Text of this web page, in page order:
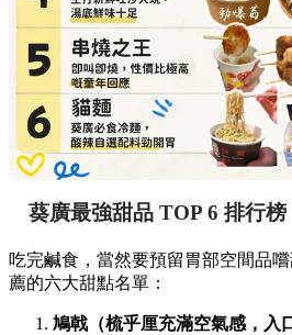
葵廣最強甜品 TOP 6 排行榜
吃完鹹食，當然要預留胃部空間品
薦的六大甜點名單：
鳩戟（梳乎厘充滿空氣感，入